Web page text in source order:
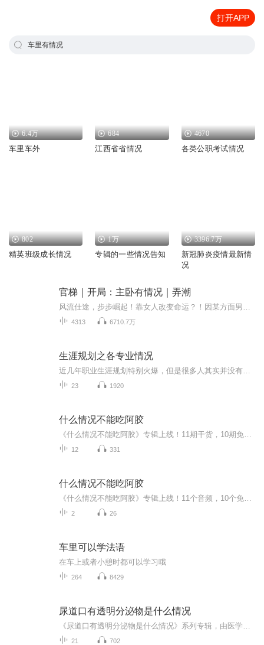
打开APP
车里有情况
6.4万
车里车外
684
江西省省情况
4670
各类公职考试情况
802
精英班级成长情况
1万
专辑的一些情况告知
3396.7万
新冠肺炎疫情最新情
况
官梯｜开局：主卧有情况｜弄潮
4313 6710.7万
生涯规划之各专业情况
23 1920
什么情况不能吃阿胶
12 331
什么情况不能吃阿胶
2 26
车里可以学法语
在车上或者小憩时都可以学习哦
264 8429
尿道口有透明分泌物是什么情况
21 702